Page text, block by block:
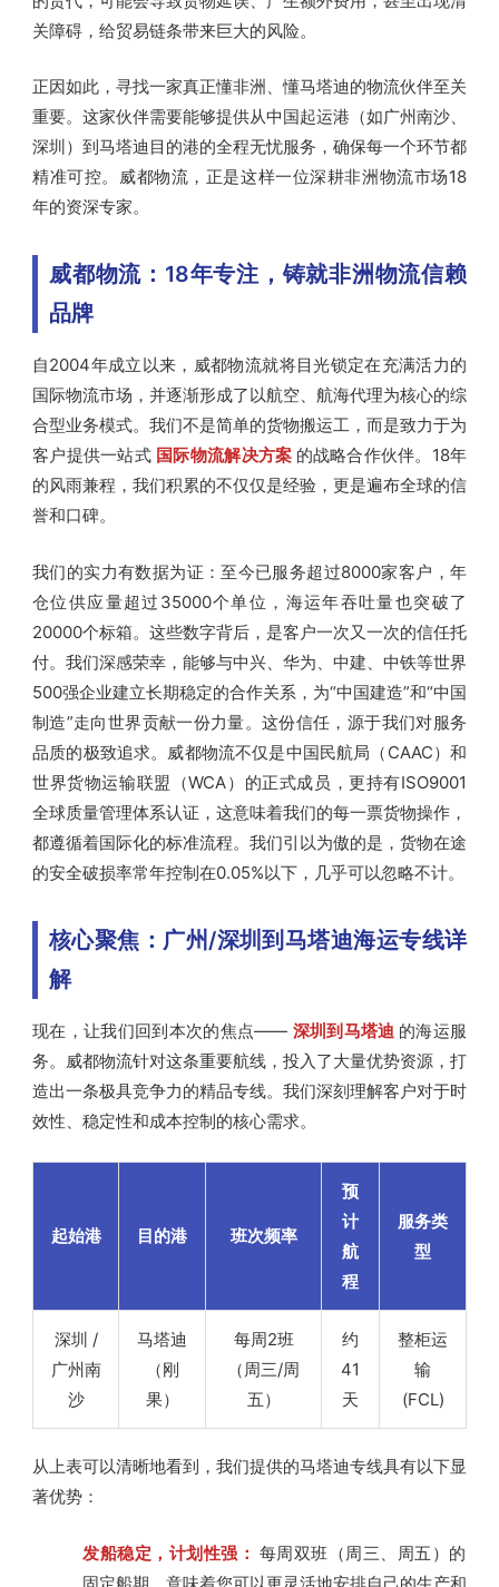
关障碍，给贸易链条带来巨大的风险。
正因如此，寻找一家真正懂非洲、懂马塔迪的物流伙伴至关
重要。这家伙伴需要能够提供从中国起运港（如广州南沙、
深圳）到马塔迪目的港的全程无忧服务，确保每一个环节都
精准可控。威都物流，正是这样一位深耕非洲物流市场18
年的资深专家。
威都物流：18年专注，铸就非洲物流信赖
品牌
自2004年成立以来，威都物流就将目光锁定在充满活力的
国际物流市场，并逐渐形成了以航空、航海代理为核心的综
合型业务模式。我们不是简单的货物搬运工，而是致力于为
客户提供一站式 国际物流解决方案 的战略合作伙伴。18年
的风雨兼程，我们积累的不仅仅是经验，更是遍布全球的信
誉和口碑。
我们的实力有数据为证：至今已服务超过8000家客户，年
仓位供应量超过35000个单位，海运年吞吐量也突破了
20000个标箱。这些数字背后，是客户一次又一次的信任托
付。我们深感荣幸，能够与中兴、华为、中建、中铁等世界
500强企业建立长期稳定的合作关系，为“中国建造”和“中国
制造”走向世界贡献一份力量。这份信任，源于我们对服务
品质的极致追求。威都物流不仅是中国民航局（CAAC）和
世界货物运输联盟（WCA）的正式成员，更持有ISO9001
全球质量管理体系认证，这意味着我们的每一票货物操作，
都遵循着国际化的标准流程。我们引以为傲的是，货物在途
的安全破损率常年控制在0.05%以下，几乎可以忽略不计。
核心聚焦：广州/深圳到马塔迪海运专线详
解
现在，让我们回到本次的焦点—— 深圳到马塔迪 的海运服
务。威都物流针对这条重要航线，投入了大量优势资源，打
造出一条极具竞争力的精品专线。我们深刻理解客户对于时
效性、稳定性和成本控制的核心需求。
起始港 目的港 班次频率
预
计
航
程
服务类
型
深圳 /
广州南
沙
马塔迪
（刚
果）
每周2班
（周三/周
五）
约
41
天
整柜运
输
(FCL)
从上表可以清晰地看到，我们提供的马塔迪专线具有以下显
著优势：
发船稳定，计划性强： 每周双班（周三、周五）的
固定船期，意味着您可以更灵活地安排自己的生产和